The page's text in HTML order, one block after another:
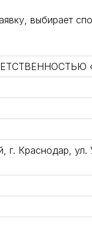
выбирает
г. Краснодар, ул.